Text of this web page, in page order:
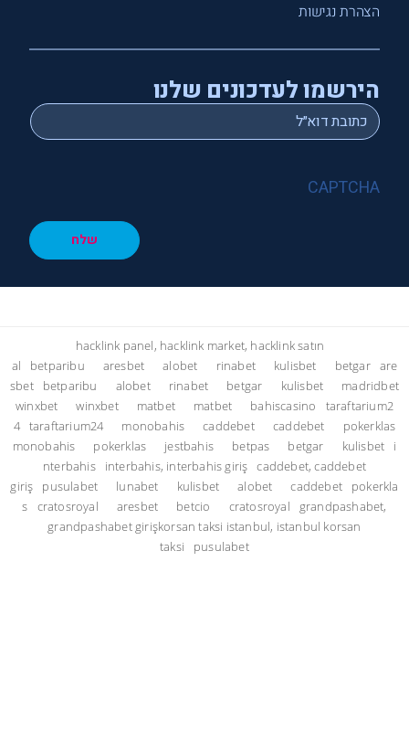
הצהרת נגישות
הירשמו לעדכונים שלנו
Email
*
CAPTCHA
שלח
hacklink panel, hacklink market, hacklink satın
al
betparibu aresbet alobet rinabet kulisbet betgar
are
sbet
betparibu alobet rinabet betgar kulisbet
madridbet
winxbet
winxbet matbet matbet bahiscasino
taraftarium2
4 taraftarium24 monobahis caddebet caddebet
pokerklas
monobahis
pokerklas jestbahis betpas betgar kulisbet
i
nterbahis
interbahis, interbahis giriş
caddebet, caddebet
giriş
pusulabet lunabet kulisbet alobet caddebet
pokerkla
s
cratosroyal aresbet betcio cratosroyal
grandpashabet,
grandpashabet girişkorsan taksi istanbul, istanbul korsan
taksi
pusulabet